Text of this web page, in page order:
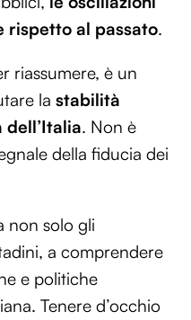
rispetto al passato.
riassumere, è un
la stabilità
. Non è
della fiducia dei
non solo gli
a comprendere
e politiche
Tenere d’occhio